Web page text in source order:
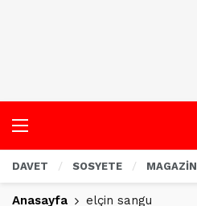
DAVET SOSYETE MAGAZİN
Anasayfa elçin sangu